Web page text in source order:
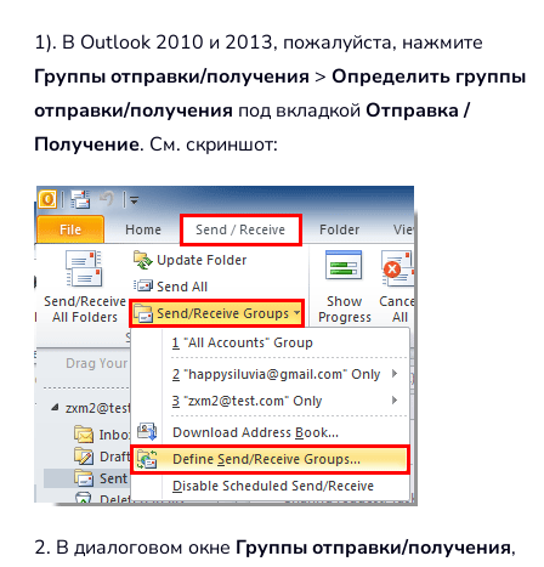
1). В Outlook 2010 и 2013, пожалуйста, нажмите
Группы отправки/получения > Определить группы
отправки/получения под вкладкой Отправка /
Получение. См. скриншот:
2. В диалоговом окне Группы отправки/получения,